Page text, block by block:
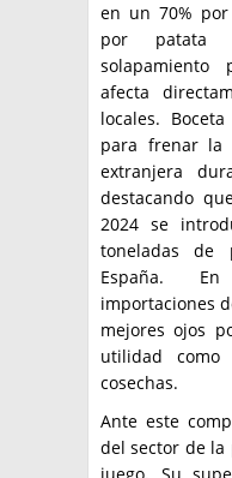
en un 70%
por patata
afecta
locales.
para frenar la
extranjera
destacando
2024 se
toneladas de
España.
importaciones
mejores ojos
utilidad como
cosechas.
Ante este
del sector de la